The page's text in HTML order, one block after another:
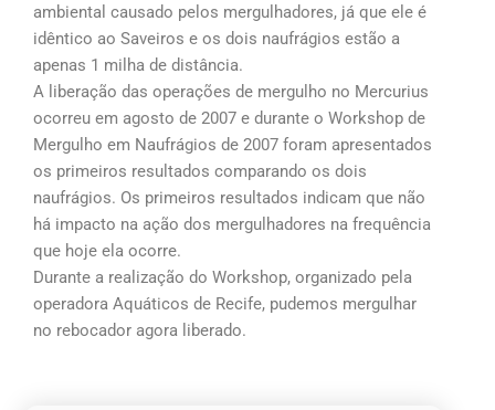
ambiental causado pelos mergulhadores, já que ele é
idêntico ao Saveiros e os dois naufrágios estão a
apenas 1 milha de distância.
A liberação das operações de mergulho no Mercurius
ocorreu em agosto de 2007 e durante o Workshop de
Mergulho em Naufrágios de 2007 foram apresentados
os primeiros resultados comparando os dois
naufrágios. Os primeiros resultados indicam que não
há impacto na ação dos mergulhadores na frequência
que hoje ela ocorre.
Durante a realização do Workshop, organizado pela
operadora Aquáticos de Recife, pudemos mergulhar
no rebocador agora liberado.